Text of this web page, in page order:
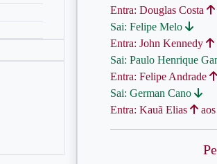
Entra: Douglas Costa
Sai: Felipe Melo
Entra: John Kennedy
Sai: Paulo Henrique
Entra: Felipe Andrade
Sai: German Cano
Entra: Kauã Elias